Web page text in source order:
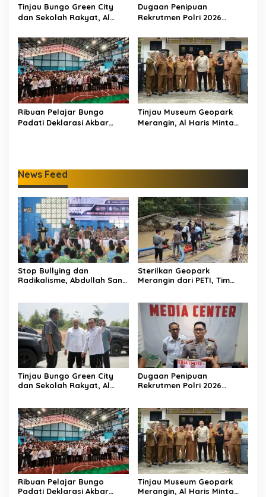
Tinjau Bungo Green City
dan Sekolah Rakyat, Al
Pendidikan dan
Infrastruktur
Dugaan Penipuan
Rekrutmen Polri 2026
Anggota Diamankan
Propam Polda Jambi
Ribuan Pelajar Bungo
Padati Deklarasi Akbar
Tinjau Museum Geopark
Merangin, Al Haris Minta
News Feed
Stop Bullying dan
Radikalisme, Abdullah Sani
Sterilkan Geopark
Merangin dari PETI, Tim
Tinjau Bungo Green City
dan Sekolah Rakyat, Al
Infrastruktur
Dugaan Penipuan
Rekrutmen Polri 2026
Propam Polda Jambi
Ribuan Pelajar Bungo
Padati Deklarasi Akbar
Tinjau Museum Geopark
Merangin, Al Haris Minta